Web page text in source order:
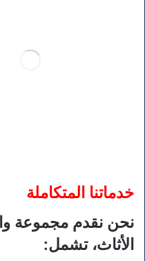
خدماتنا المتكاملة
نحن نقدم مجموعة
الأثاث، تشمل: